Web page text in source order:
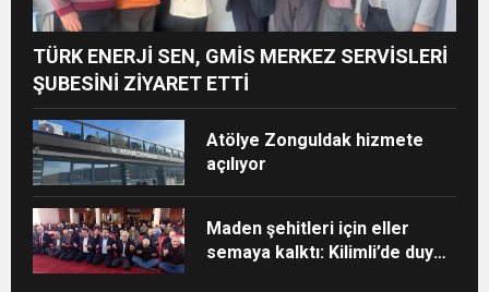
TÜRK ENERJİ SEN, GMİS MERKEZ SERVİSLERİ
ŞUBESİNİ ZİYARET ETTİ
Atölye Zonguldak hizmete
açılıyor
Maden şehitleri için eller
semaya kalktı: Kilimli’de duygu